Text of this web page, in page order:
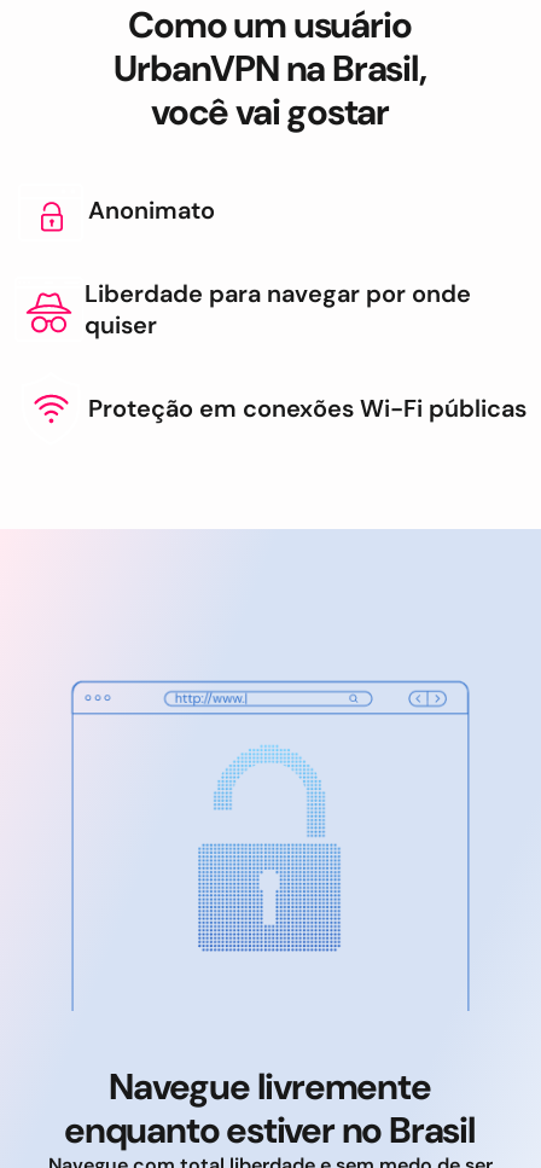
Como um usuário
UrbanVPN na Brasil,
você vai gostar
Anonimato
Liberdade para navegar por onde
quiser
Proteção em conexões Wi-Fi públicas
Navegue livremente
enquanto estiver no Brasil